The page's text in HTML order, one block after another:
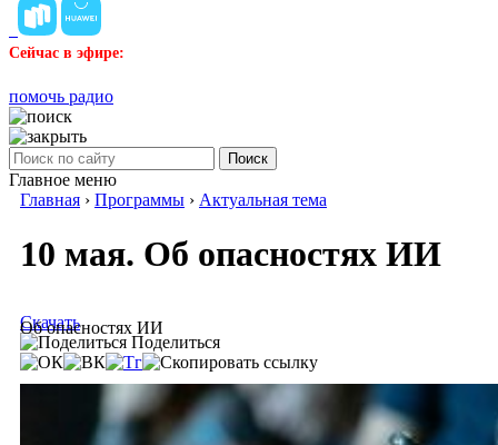
Сейчас в эфире:
помочь радио
Поиск
Главное меню
Главная › Программы › Актуальная тема
10 мая. Об опасностях ИИ
Об опасностях ИИ
Скачать
Поделиться